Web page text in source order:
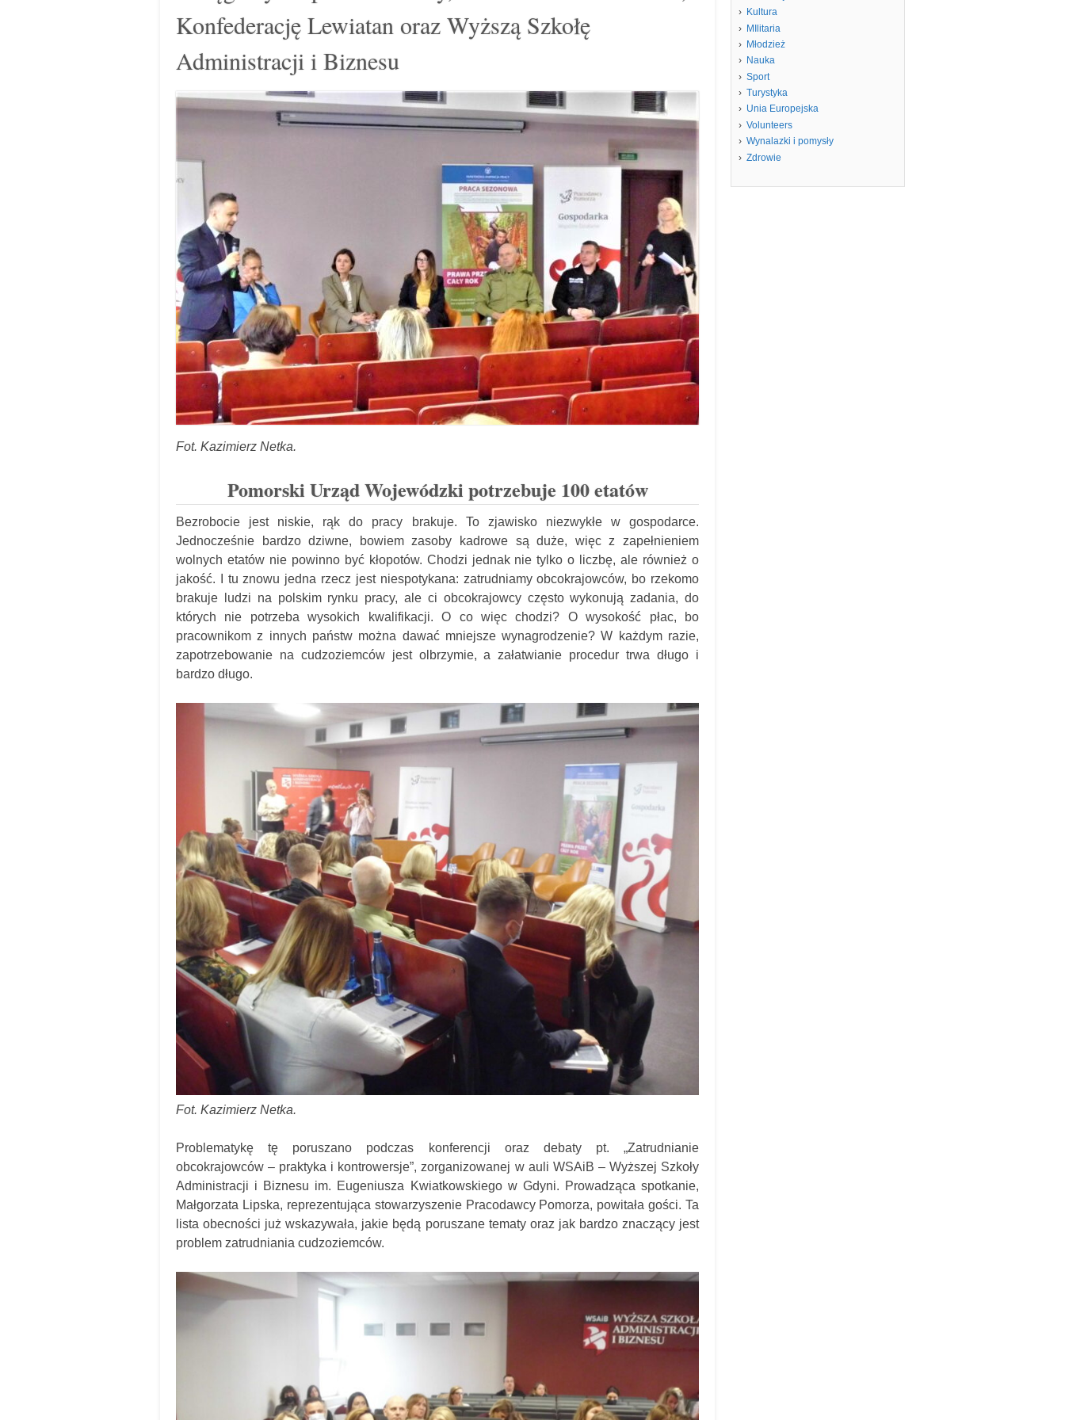
Konfederację Lewiatan oraz Wyższą Szkołę
Administracji i Biznesu
Fot. Kazimierz Netka.
Pomorski Urząd Wojewódzki potrzebuje 100 etatów
Bezrobocie jest niskie, rąk do pracy brakuje. To zjawisko niezwykłe w gospodarce.
Jednocześnie bardzo dziwne, bowiem zasoby kadrowe są duże, więc z zapełnieniem
wolnych etatów nie powinno być kłopotów. Chodzi jednak nie tylko o liczbę, ale również o
jakość. I tu znowu jedna rzecz jest niespotykana: zatrudniamy obcokrajowców, bo rzekomo
brakuje ludzi na polskim rynku pracy, ale ci obcokrajowcy często wykonują zadania, do
których nie potrzeba wysokich kwalifikacji. O co więc chodzi? O wysokość płac, bo
pracownikom z innych państw można dawać mniejsze wynagrodzenie? W każdym razie,
zapotrzebowanie na cudzoziemców jest olbrzymie, a załatwianie procedur trwa długo i
bardzo długo.
Fot. Kazimierz Netka.
Problematykę tę poruszano podczas konferencji oraz debaty pt. „Zatrudnianie
obcokrajowców – praktyka i kontrowersje”, zorganizowanej w auli WSAiB – Wyższej Szkoły
Administracji i Biznesu im. Eugeniusza Kwiatkowskiego w Gdyni. Prowadząca spotkanie,
Małgorzata Lipska, reprezentująca stowarzyszenie Pracodawcy Pomorza, powitała gości. Ta
lista obecności już wskazywała, jakie będą poruszane tematy oraz jak bardzo znaczący jest
problem zatrudniania cudzoziemców.
Kultura
MIlitaria
Młodzież
Nauka
Sport
Turystyka
Unia Europejska
Volunteers
Wynalazki i pomysły
Zdrowie